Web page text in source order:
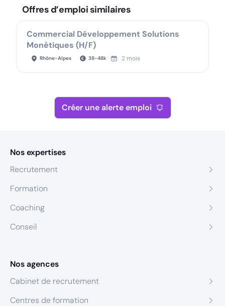
Offres d’emploi similaires
Commercial Développement Solutions
Monétiques (H/F)
Rhône-Alpes 38-46k 2 mois
Créer une alerte emploi
Nos expertises
Recrutement
Formation
Coaching
Conseil
Nos agences
Cabinet de recrutement
Centres de formation